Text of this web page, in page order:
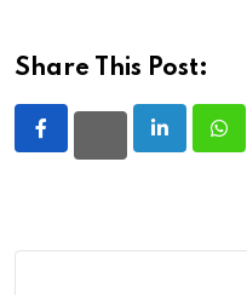
Share This Post:
LinkedIn